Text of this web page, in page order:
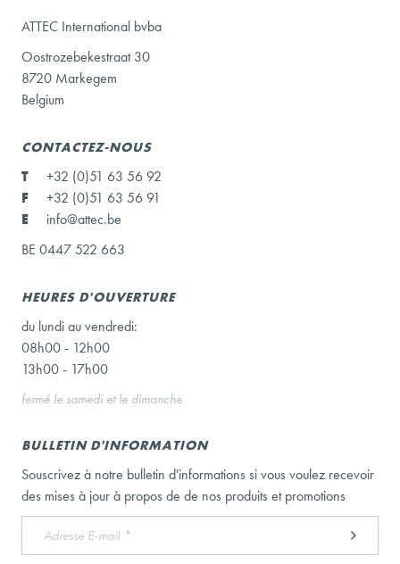
ATTEC International bvba
Oostrozebekestraat 30
8720 Markegem
Belgium
CONTACTEZ-NOUS
T
+32 (0)51 63 56 92
F
+32 (0)51 63 56 91
E
info@attec.be
BE 0447 522 663
HEURES D'OUVERTURE
du lundi au vendredi:
08h00 - 12h00
13h00 - 17h00
fermé le samedi et le dimanche
BULLETIN D'INFORMATION
Souscrivez à notre bulletin d'informations si vous voulez recevoir
des mises à jour à propos de de nos produits et promotions